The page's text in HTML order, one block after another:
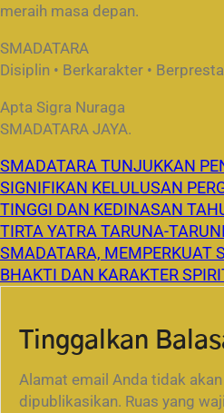
meraih masa depan.
SMADATARA
Disiplin • Berkarakter •
Apta Sigra Nuraga
SMADATARA JAYA.
SMADATARA TUNJUKKAN
SIGNIFIKAN KELULUSAN
TINGGI DAN KEDINASAN
TIRTA YATRA TARUNA-
SMADATARA, MEMPERKUAT
BHAKTI DAN KARAKTER
Tinggalkan
Alamat email Anda tidak akan
dipublikasikan. Ruas yang